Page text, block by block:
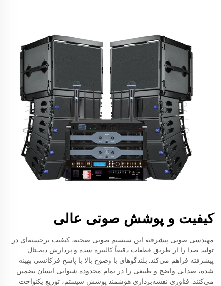
کیفیت و پوشش صوتی عالی
مهندسی صوتی پیشرفته این سیستم صوتی صحنه، کیفیت برجسته‌ای در
تولید صدا را از طریق قطعات دقیقاً کالیبره شده و پردازش دیجیتال
پیشرفته فراهم می‌کند. بلندگوهای با وضوح بالا با پاسخ فرکانسی بهینه
شده، صدایی واضح و طبیعی را در تمام محدوده شنوایی انسان تضمین
می‌کنند. فناوری نقشه‌برداری هوشمند پوشش سیستم، توزیع یکنواخت